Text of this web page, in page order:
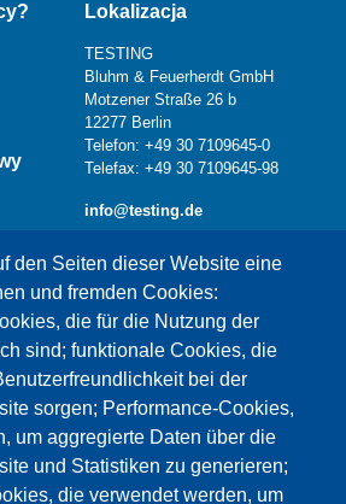
den Seiten dieser Website eine
und fremden Cookies:
die für die Nutzung der
sind; funktionale Cookies, die
bei der
sorgen; Performance-Cookies,
um aggregierte Daten über die
und Statistiken zu generieren;
die verwendet werden, um
Lokalizacja
TESTING
Bluhm & Feuerherdt GmbH
Motzener Straße 26 b
12277 Berlin
Telefon: +49 30 7109645-0
Telefax: +49 30 7109645-98
info@testing.de
da die Google Maps
akzeptiert wurden.